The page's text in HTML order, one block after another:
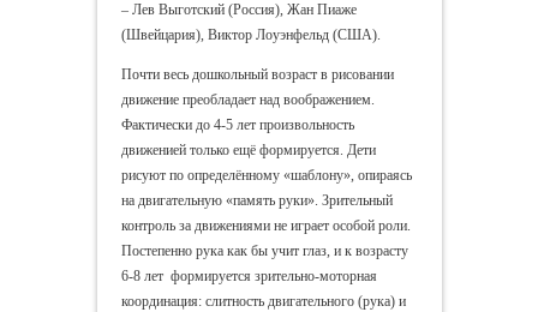
– Лев Выготский (Россия), Жан Пиаже
(Швейцария), Виктор Лоуэнфельд (США).
Почти весь дошкольный возраст в рисовании
движение преобладает над воображением.
Фактически до 4-5 лет произвольность
движенией только ещё формируется. Дети
рисуют по определённому «шаблону», опираясь
на двигательную «память руки». Зрительный
контроль за движениями не играет особой роли.
Постепенно рука как бы учит глаз, и к возрасту
6-8 лет формируется зрительно-моторная
координация: слитность двигательного (рука) и